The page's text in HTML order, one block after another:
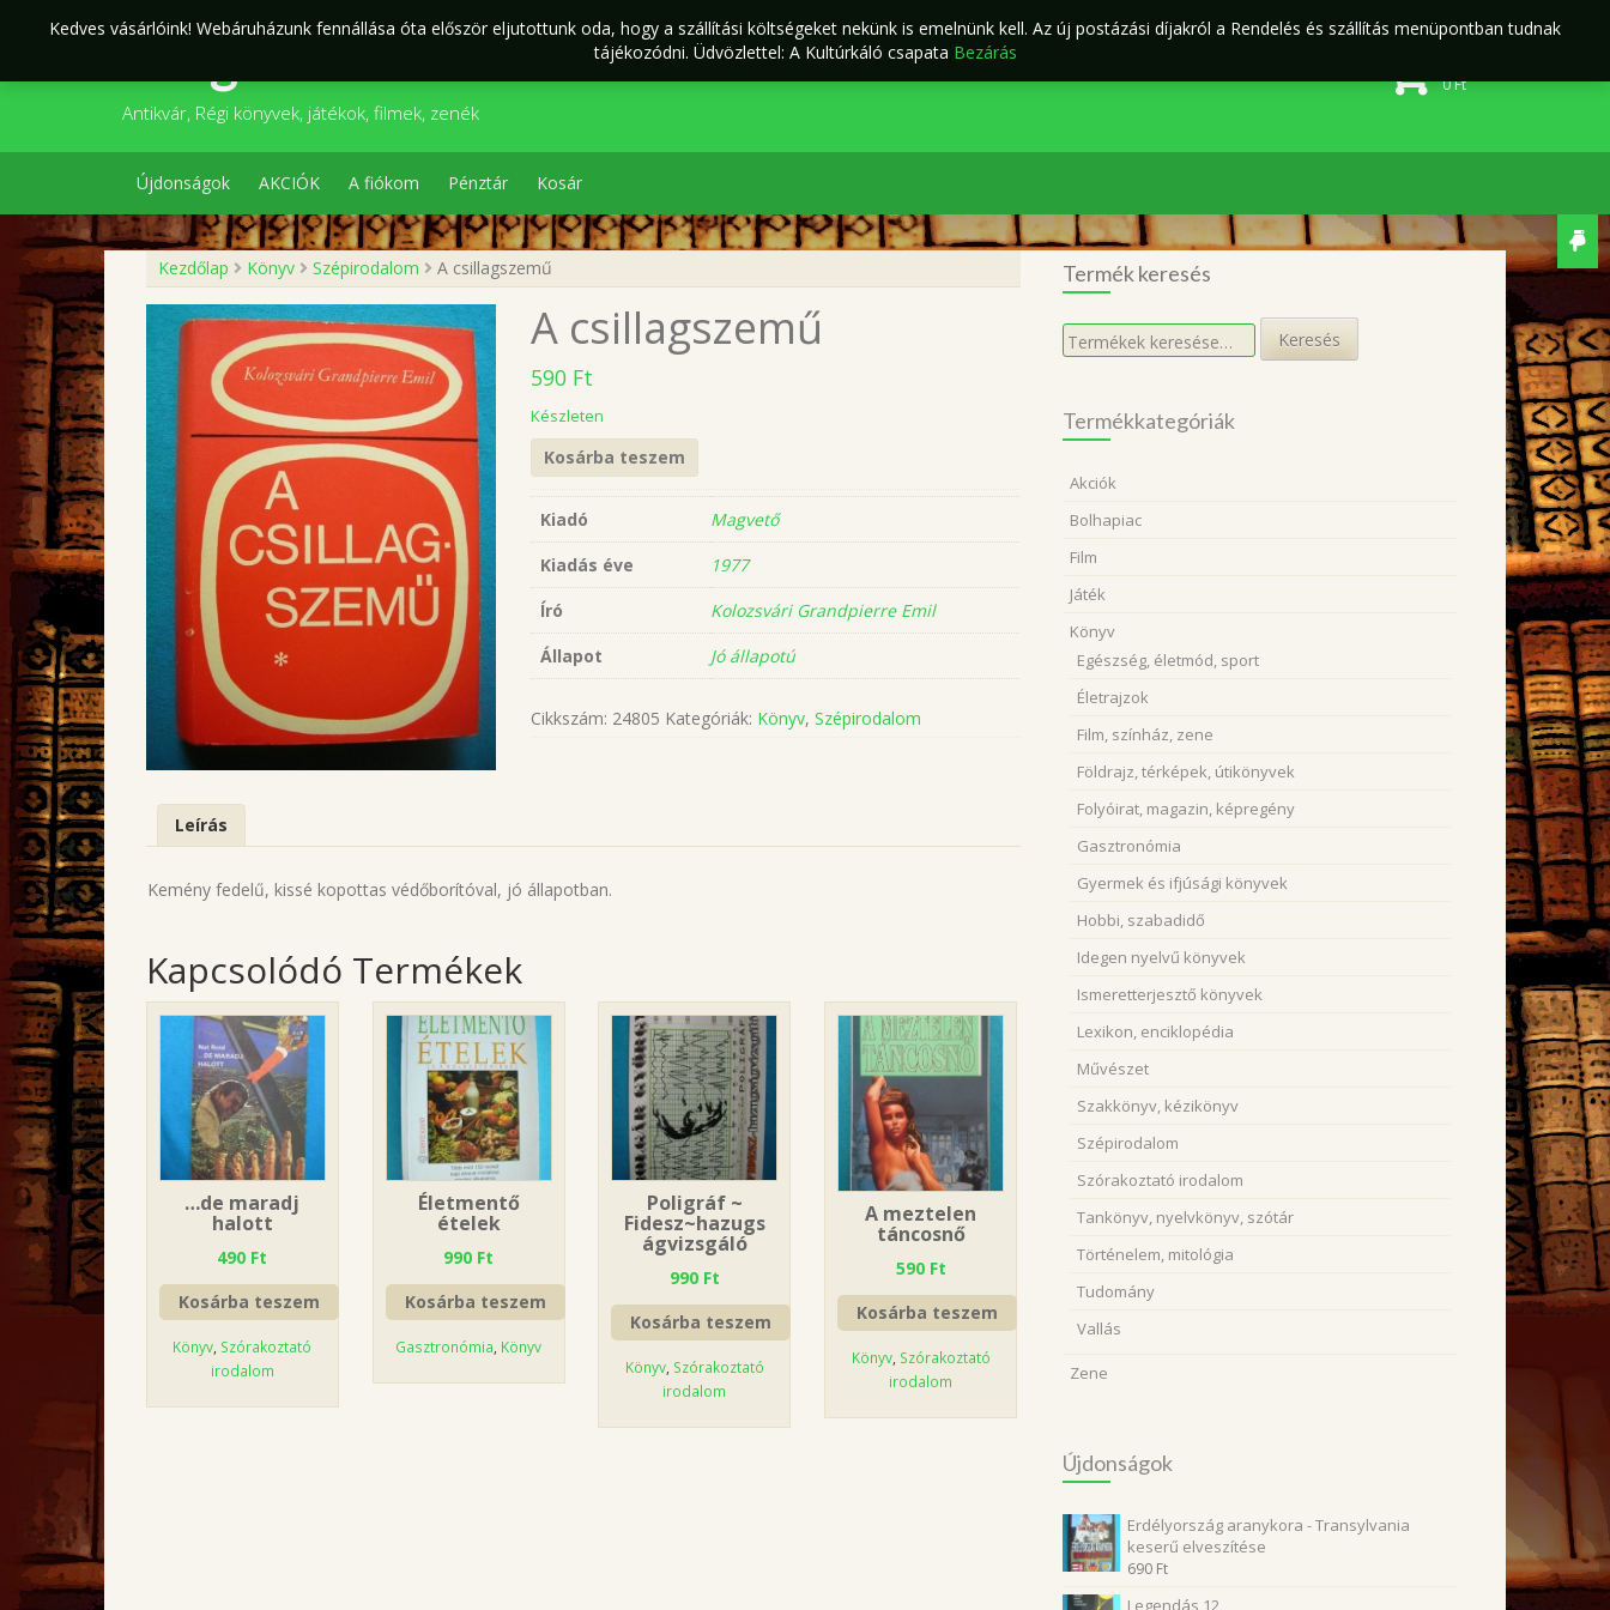
ÁSZF Kapcsolat Rendelés és szállítás Adatvédelmi irányelvek
Szegedi Kultúrkáló Webáruház
Antikvár, Régi könyvek, játékok, filmek, zenék
0Ft
Újdonságok AKCIÓK A fiókom Pénztár Kosár
Kezdőlap Könyv Szépirodalom A csillagszemű
A csillagszemű
590 Ft
Készleten
Kosárba teszem
Kiadó
Magvető
Kiadás éve
1977
Író
Kolozsvári Grandpierre Emil
Állapot
Jó állapotú
Cikkszám: 24805 Kategóriák: Könyv,Szépirodalom
Leírás
Kemény fedelű, kissé kopottas védőborítóval, jó állapotban.
Kapcsolódó Termékek
…de maradj
halott
490 Ft
Kosárba teszem
Könyv Szórakoztató
irodalom
Életmentő
ételek
990 Ft
Kosárba teszem
Gasztronómia Könyv
Poligráf ~
Fidesz~hazugs
ágvizsgáló
990 Ft
Kosárba teszem
Könyv, Szórakoztató
irodalom
A meztelen
táncosnő
590 Ft
Kosárba teszem
Könyv, Szórakoztató
irodalom
Termék keresés
Keresés
a
Keresés
Termékkategóriák
Akciók
Bolhapiac
Film
Játék
Könyv
Egészség, életmód, sport
Életrajzok
Film, színház, zene
Földrajz, térképek, útikönyvek
Folyóirat, magazin, képregény
Gasztronómia
Gyermek és ifjúsági könyvek
Hobbi, szabadidő
Idegen nyelvű könyvek
Ismeretterjesztő könyvek
Lexikon, enciklopédia
Művészet
Szakkönyv, kézikönyv
Szépirodalom
Szórakoztató irodalom
Tankönyv, nyelvkönyv, szótár
Történelem, mitológia
Tudomány
Vallás
Zene
Újdonságok
Erdélyország aranykora - Transylvania
keserű elveszítése
690 Ft
Legendás 12
Kedves vásárlóink! Webáruházunk fennállása óta először eljutottunk oda, hogy a szállítási költségeket nekünk is emelnünk kell. Az új postázási díjakról a Rendelés és szállítás menüpontban tudnak
tájékozódni. Üdvözlettel: A Kultúrkáló csapata Bezárás